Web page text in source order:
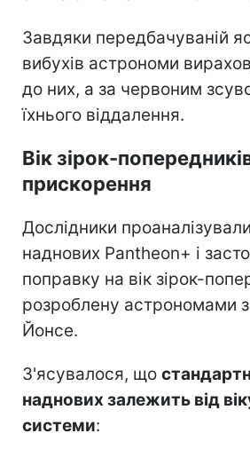
Завдяки передбачуваній
вибухів астрономи
до них, а за червоним
їхнього віддалення.
Вік зірок-
прискорення
Дослідники
наднових Pantheon+ і
поправку на вік зірок-
розроблену астрономами з
Йонсе.
З'ясувалося, що
наднових залежить від
системи: